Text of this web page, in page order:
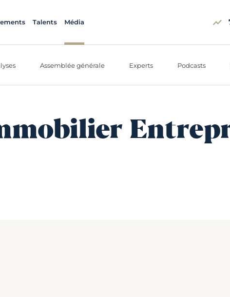
Talents Média
Assemblée générale Experts Podcasts